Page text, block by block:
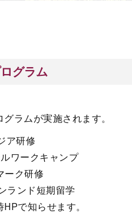
グラム
ラムが実施されます。
ア研修
ークキャンプ
ク研修
ランド短期留学
で知らせます。